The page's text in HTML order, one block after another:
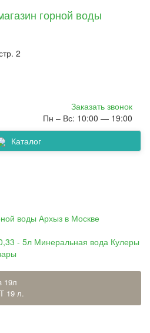
2
Заказать звонок
Пн – Вс: 10:00 — 19:00
Каталог
19л- 5л
вода
воды
товары
- 5л Минеральная вода Кулеры
19л
19 л.